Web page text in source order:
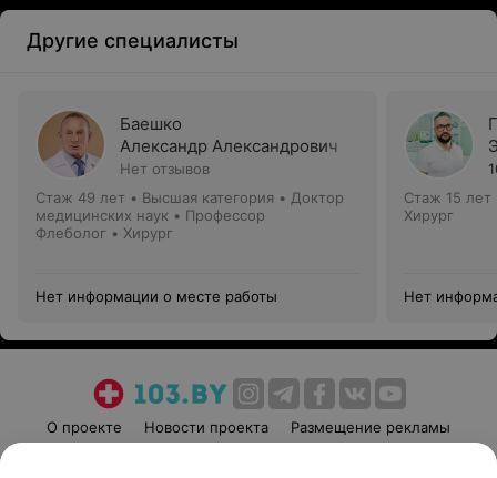
Другие специалисты
Баешко
Александр Александрович
Нет отзывов
Стаж 49 лет • Высшая категория • Доктор
медицинских наук • Профессор
Флеболог • Хирург
Нет информации о месте работы
Стаж 15 лет
Хирург
Нет
О проекте Новости проекта
Размещение рекламы